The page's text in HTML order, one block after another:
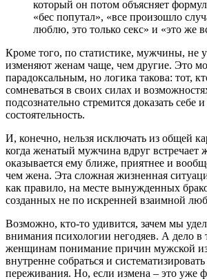
который он потом объясняет
«бес попутал», «все произошло
люблю, это только секс» и «это же
Кроме того, по статистике, мужчины, не
изменяют женам чаще, чем другие. Это
парадоксальным, но логика такова: тот,
сомневаться в своих силах и
подсознательно стремится доказать
состоятельность.
И, конечно, нельзя исключать из общей
когда женатый мужчина вдруг встречает
оказывается ему ближе, приятнее и
чем жена. Эта сложная жизненная
как правило, на месте вынужденных
созданных не по искренней взаимной
Возможно, кто-то удивится, зачем мы
внимания психологии негодяев. А дело
женщинам понимание причин мужской
внутренне собраться и
переживания. Но, если измена – это уже